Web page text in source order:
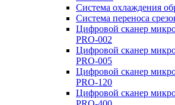
Система охлаждения
Система переноса
Цифровой сканер
PRO-002
Цифровой сканер
PRO-005
Цифровой сканер
PRO-120
Цифровой сканер